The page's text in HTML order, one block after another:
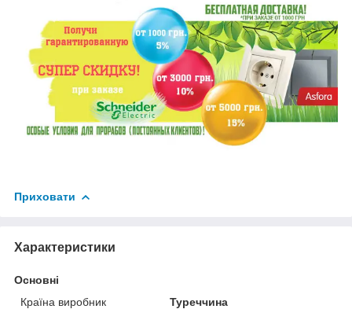
Приховати
Характеристики
Основні
Країна виробник
Туреччина